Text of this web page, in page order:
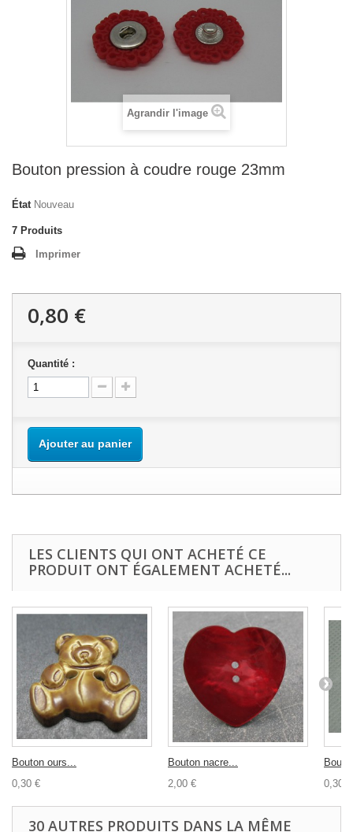
Agrandir l'image
Bouton pression à coudre rouge 23mm
État Nouveau
7 Produits
Imprimer
0,80 €
Quantité :
Ajouter au panier
LES CLIENTS QUI ONT ACHETÉ CE
PRODUIT ONT ÉGALEMENT ACHETÉ...
Bouton ours...
0,30 €
Bouton nacre...
2,00 €
0,30 €
30 AUTRES PRODUITS DANS LA MÊME